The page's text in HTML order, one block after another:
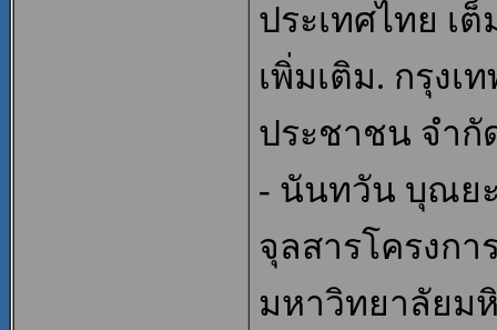
ประเทศไทย เ
เพิ่มเติม. กรุง
ประชาชน จำกั
- นันทวัน บุณย
จุลสารโครงก
มหาวิทยาลัยมหิ